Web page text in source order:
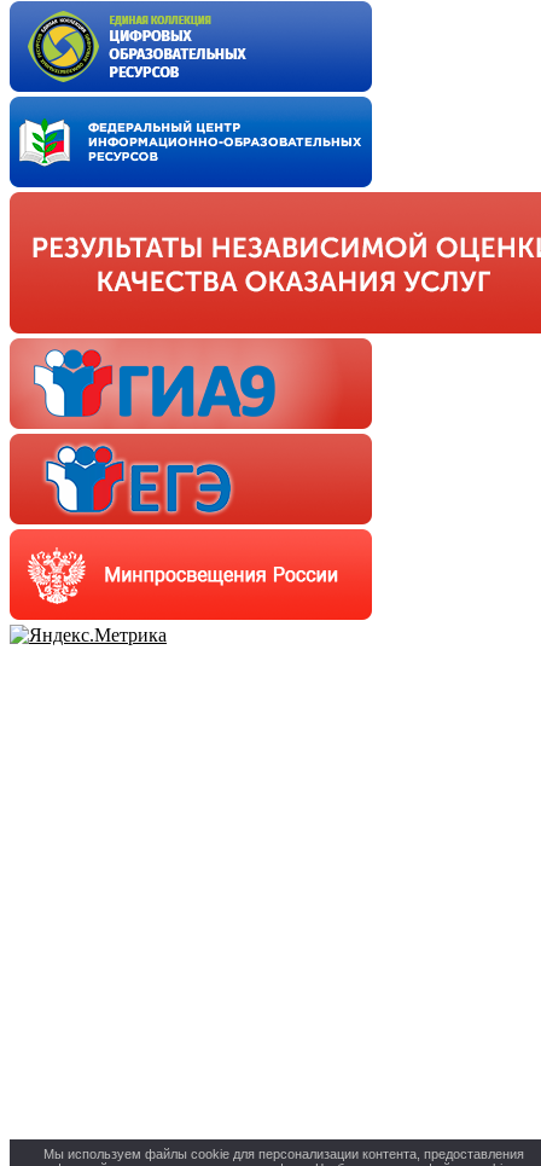
Мы используем файлы cookie для персонализации контента, предоставления